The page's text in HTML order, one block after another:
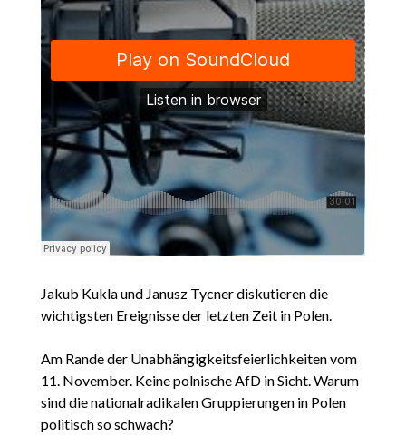
Jakub Kukla und Janusz Tycner diskutieren die
wichtigsten Ereignisse der letzten Zeit in Polen.
Am Rande der Unabhängigkeitsfeierlichkeiten vom
11. November. Keine polnische AfD in Sicht. Warum
sind die nationalradikalen Gruppierungen in Polen
politisch so schwach?